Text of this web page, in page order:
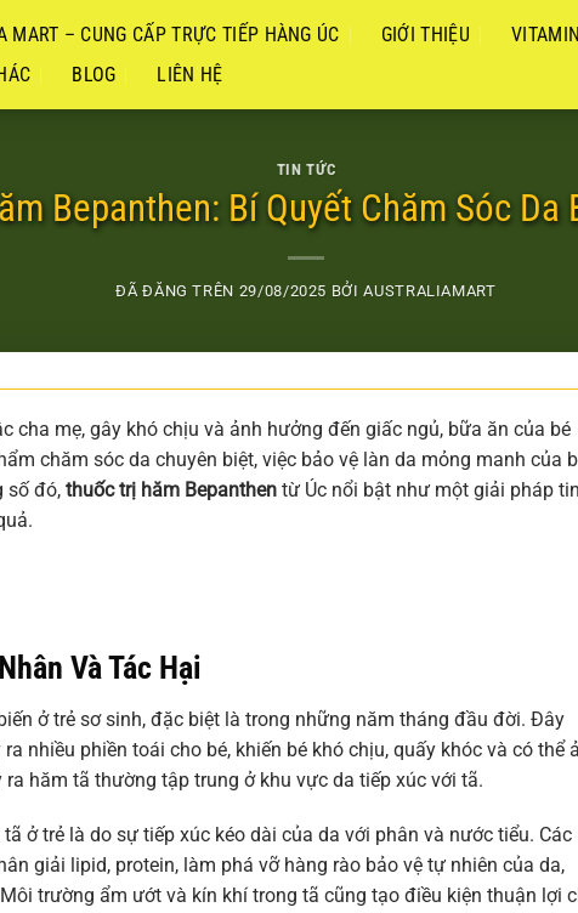
MART – CUNG CẤP TRỰC TIẾP HÀNG ÚC GIỚI THIỆU
BLOG LIÊN HỆ
TIN TỨC
Bepanthen: Bí Quyết Chăm Sóc Da
ĐÃ ĐĂNG TRÊN 29/08/2025 BỞIAUSTRALIAMART
cha mẹ, gây khó chịu và ảnh hưởng đến giấc ngủ, bữa ăn của bé
chăm sóc da chuyên biệt, việc bảo vệ làn da mỏng manh của
số đó, thuốc trị hăm Bepanthen từ Úc nổi bật như một giải pháp tin
Và Tác Hại
ở trẻ sơ sinh, đặc biệt là trong những năm tháng đầu đời. Đây
nhiều phiền toái cho bé, khiến bé khó chịu, quấy khóc và có thể
hăm tã thường tập trung ở khu vực da tiếp xúc với tã.
ở trẻ là do sự tiếp xúc kéo dài của da với phân và nước tiểu. Các
giải lipid, protein, làm phá vỡ hàng rào bảo vệ tự nhiên của da,
trường ẩm ướt và kín khí trong tã cũng tạo điều kiện thuận lợi